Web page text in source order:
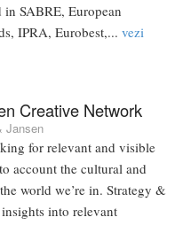
SABRE, European
IPRA, Eurobest,... vezi
Creative Network
Jansen
for relevant and visible
account the cultural and
world we’re in. Strategy &
into relevant